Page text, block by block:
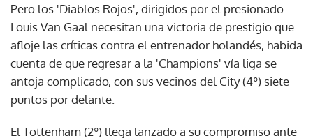
Pero los 'Diablos Rojos', dirigidos por el presionado
Louis Van Gaal necesitan una victoria de prestigio que
afloje las críticas contra el entrenador holandés, habida
cuenta de que regresar a la 'Champions' vía liga se
antoja complicado, con sus vecinos del City (4º) siete
puntos por delante.
El Tottenham (2º) llega lanzado a su compromiso ante